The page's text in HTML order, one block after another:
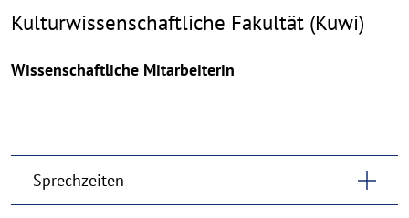
Kulturwissenschaftliche Fakultät (Kuwi)
Wissenschaftliche Mitarbeiterin
Sprechzeiten